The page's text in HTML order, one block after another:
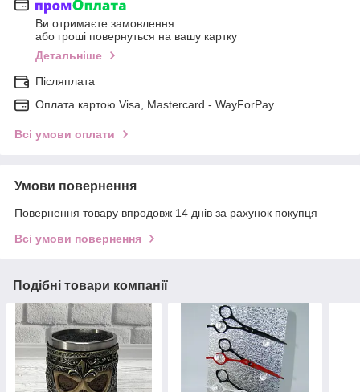
Ви отримаєте замовлення
або гроші повернуться на вашу картку
Детальніше
Післяплата
Оплата картою Visa, Mastercard - WayForPay
Всі умови оплати
Умови повернення
Повернення товару впродовж 14 днів за рахунок покупця
Всі умови повернення
Подібні товари компанії